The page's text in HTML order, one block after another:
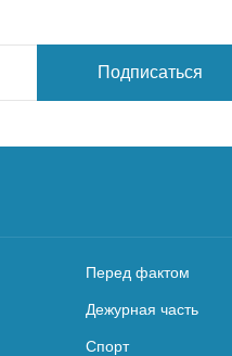
Подписаться
Перед фактом
Дежурная часть
Спорт